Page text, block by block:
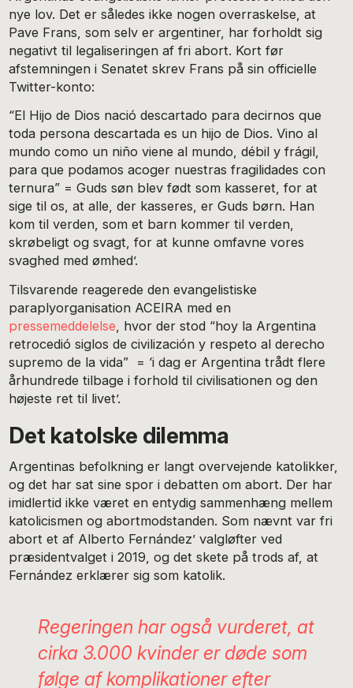
nye lov. Det er således ikke nogen overraskelse, at
Pave Frans, som selv er argentiner, har forholdt sig
negativt til legaliseringen af fri abort. Kort før
afstemningen i Senatet skrev Frans på sin officielle
Twitter-konto:
“El Hijo de Dios nació descartado para decirnos que
toda persona descartada es un hijo de Dios. Vino al
mundo como un niño viene al mundo, débil y frágil,
para que podamos acoger nuestras fragilidades con
ternura” = Guds søn blev født som kasseret, for at
sige til os, at alle, der kasseres, er Guds børn. Han
kom til verden, som et barn kommer til verden,
skrøbeligt og svagt, for at kunne omfavne vores
svaghed med ømhed’.
Tilsvarende reagerede den evangelistiske
paraplyorganisation ACEIRA med en
pressemeddelelse , hvor der stod “hoy la Argentina
retrocedió siglos de civilización y respeto al derecho
supremo de la vida” = ‘i dag er Argentina trådt flere
århundrede tilbage i forhold til civilisationen og den
højeste ret til livet’.
Det katolske dilemma
Argentinas befolkning er langt overvejende katolikker,
og det har sat sine spor i debatten om abort. Der har
imidlertid ikke været en entydig sammenhæng mellem
katolicismen og abortmodstanden. Som nævnt var fri
abort et af Alberto Fernández’ valgløfter ved
præsidentvalget i 2019, og det skete på trods af, at
Fernández erklærer sig som katolik.
Regeringen har også vurderet, at
cirka 3.000 kvinder er døde som
følge af komplikationer efter